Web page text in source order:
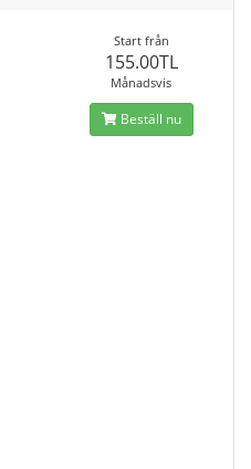
Start från
155.00TL
Månadsvis
Beställ nu